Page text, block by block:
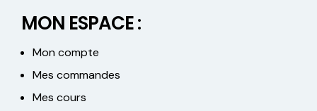
MON ESPACE :
Mon compte
Mes commandes
Mes cours